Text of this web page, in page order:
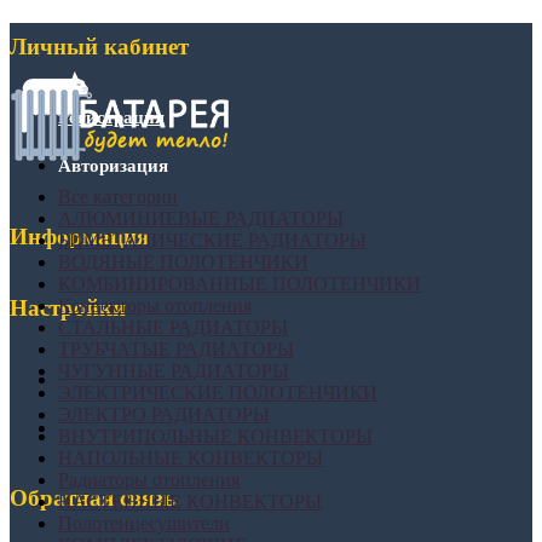
Личный кабинет
Регистрация
Авторизация
Информация
Настройки
Обратная связь
БИМЕТАЛИЧЕСКИЕ РАДИАТОРЫ
Конвекторы отопления
СТАЛЬНЫЕ РАДИАТОРЫ
НАСТЕННЫЕ КОНВЕКТОРЫ